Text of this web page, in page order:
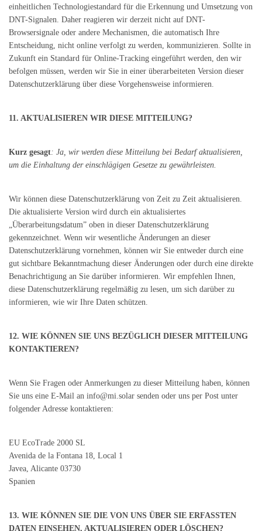
einheitlichen Technologiestandard für die Erkennung und Umsetzung von
DNT-Signalen. Daher reagieren wir derzeit nicht auf DNT-
Browsersignale oder andere Mechanismen, die automatisch Ihre
Entscheidung, nicht online verfolgt zu werden, kommunizieren. Sollte in
Zukunft ein Standard für Online-Tracking eingeführt werden, den wir
befolgen müssen, werden wir Sie in einer überarbeiteten Version dieser
Datenschutzerklärung über diese Vorgehensweise informieren.
11. AKTUALISIEREN WIR DIESE MITTEILUNG?
Kurz gesagt: Ja, wir werden diese Mitteilung bei Bedarf aktualisieren,
um die Einhaltung der einschlägigen Gesetze zu gewährleisten.
Wir können diese Datenschutzerklärung von Zeit zu Zeit aktualisieren.
Die aktualisierte Version wird durch ein aktualisiertes
„Überarbeitungsdatum” oben in dieser Datenschutzerklärung
gekennzeichnet. Wenn wir wesentliche Änderungen an dieser
Datenschutzerklärung vornehmen, können wir Sie entweder durch eine
gut sichtbare Bekanntmachung dieser Änderungen oder durch eine direkte
Benachrichtigung an Sie darüber informieren. Wir empfehlen Ihnen,
diese Datenschutzerklärung regelmäßig zu lesen, um sich darüber zu
informieren, wie wir Ihre Daten schützen.
12. WIE KÖNNEN SIE UNS BEZÜGLICH DIESER MITTEILUNG
KONTAKTIEREN?
Wenn Sie Fragen oder Anmerkungen zu dieser Mitteilung haben, können
Sie uns eine E-Mail an info@mi.solar senden oder uns per Post unter
folgender Adresse kontaktieren:
EU EcoTrade 2000 SL
Avenida de la Fontana 18, Local 1
Javea, Alicante 03730
Spanien
13. WIE KÖNNEN SIE DIE VON UNS ÜBER SIE ERFASSTEN
DATEN EINSEHEN, AKTUALISIEREN ODER LÖSCHEN?